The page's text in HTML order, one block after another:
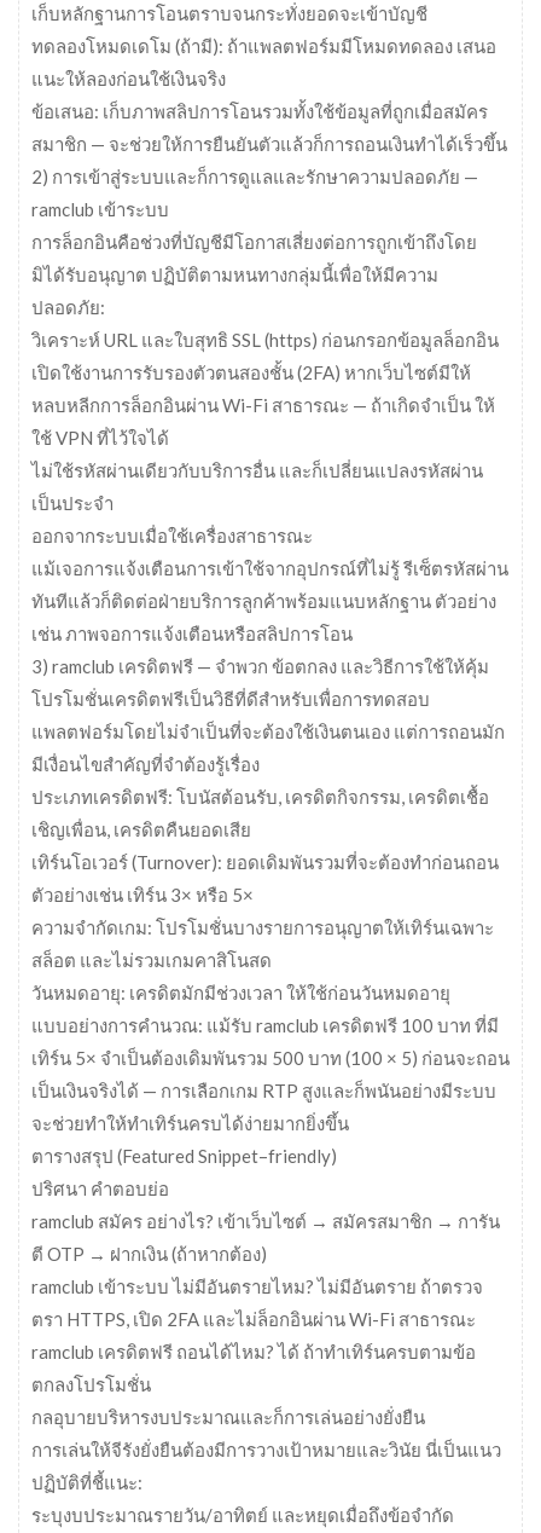
เก็บหลักฐานการโอนตราบจนกระทั่งยอดจะเข้าบัญชี
ทดลองโหมดเดโม (ถ้ามี): ถ้าแพลตฟอร์มมีโหมดทดลอง เสนอ
แนะให้ลองก่อนใช้เงินจริง
ข้อเสนอ: เก็บภาพสลิปการโอนรวมทั้งใช้ข้อมูลที่ถูกเมื่อสมัคร
สมาชิก — จะช่วยให้การยืนยันตัวแล้วก็การถอนเงินทำได้เร็วขึ้น
2) การเข้าสู่ระบบและก็การดูแลและรักษาความปลอดภัย —
ramclub เข้าระบบ
การล็อกอินคือช่วงที่บัญชีมีโอกาสเสี่ยงต่อการถูกเข้าถึงโดย
มิได้รับอนุญาต ปฏิบัติตามหนทางกลุ่มนี้เพื่อให้มีความ
ปลอดภัย:
วิเคราะห์ URL และใบสุทธิ SSL (https) ก่อนกรอกข้อมูลล็อกอิน
เปิดใช้งานการรับรองตัวตนสองชั้น (2FA) หากเว็บไซต์มีให้
หลบหลีกการล็อกอินผ่าน Wi-Fi สาธารณะ — ถ้าเกิดจำเป็น ให้
ใช้ VPN ที่ไว้ใจได้
ไม่ใช้รหัสผ่านเดียวกับบริการอื่น และก็เปลี่ยนแปลงรหัสผ่าน
เป็นประจำ
ออกจากระบบเมื่อใช้เครื่องสาธารณะ
แม้เจอการแจ้งเตือนการเข้าใช้จากอุปกรณ์ที่ไม่รู้ รีเซ็ตรหัสผ่าน
ทันทีแล้วก็ติดต่อฝ่ายบริการลูกค้าพร้อมแนบหลักฐาน ตัวอย่าง
เช่น ภาพจอการแจ้งเตือนหรือสลิปการโอน
3) ramclub เครดิตฟรี — จำพวก ข้อตกลง และวิธีการใช้ให้คุ้ม
โปรโมชั่นเครดิตฟรีเป็นวิธีที่ดีสำหรับเพื่อการทดสอบ
แพลตฟอร์มโดยไม่จำเป็นที่จะต้องใช้เงินตนเอง แต่การถอนมัก
มีเงื่อนไขสำคัญที่จำต้องรู้เรื่อง
ประเภทเครดิตฟรี: โบนัสต้อนรับ, เครดิตกิจกรรม, เครดิตเชื้อ
เชิญเพื่อน, เครดิตคืนยอดเสีย
เทิร์นโอเวอร์ (Turnover): ยอดเดิมพันรวมที่จะต้องทำก่อนถอน
ตัวอย่างเช่น เทิร์น 3× หรือ 5×
ความจำกัดเกม: โปรโมชั่นบางรายการอนุญาตให้เทิร์นเฉพาะ
สล็อต และไม่รวมเกมคาสิโนสด
วันหมดอายุ: เครดิตมักมีช่วงเวลา ให้ใช้ก่อนวันหมดอายุ
แบบอย่างการคำนวณ: แม้รับ ramclub เครดิตฟรี 100 บาท ที่มี
เทิร์น 5× จำเป็นต้องเดิมพันรวม 500 บาท (100 × 5) ก่อนจะถอน
เป็นเงินจริงได้ — การเลือกเกม RTP สูงและก็พนันอย่างมีระบบ
จะช่วยทำให้ทำเทิร์นครบได้ง่ายมากยิ่งขึ้น
ตารางสรุป (Featured Snippet–friendly)
ปริศนา คำตอบย่อ
ramclub สมัคร อย่างไร? เข้าเว็บไซต์ → สมัครสมาชิก → การัน
ตี OTP → ฝากเงิน (ถ้าหากต้อง)
ramclub เข้าระบบ ไม่มีอันตรายไหม? ไม่มีอันตราย ถ้าตรวจ
ตรา HTTPS, เปิด 2FA และไม่ล็อกอินผ่าน Wi-Fi สาธารณะ
ramclub เครดิตฟรี ถอนได้ไหม? ได้ ถ้าทำเทิร์นครบตามข้อ
ตกลงโปรโมชั่น
กลอุบายบริหารงบประมาณและก็การเล่นอย่างยั่งยืน
การเล่นให้จีรังยั่งยืนต้องมีการวางเป้าหมายและวินัย นี่เป็นแนว
ปฏิบัติที่ชี้แนะ:
ระบุงบประมาณรายวัน/อาทิตย์ และหยุดเมื่อถึงข้อจำกัด